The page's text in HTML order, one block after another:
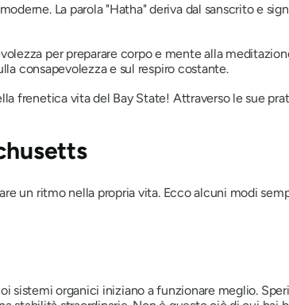
La parola "Hatha" deriva dal sanscrito e
per preparare corpo e mente alla
consapevolezza e sul respiro costante.
frenetica vita del Bay State! Attraverso le sue
un ritmo nella propria vita. Ecco alcuni modi
sistemi organici iniziano a funzionare meglio.